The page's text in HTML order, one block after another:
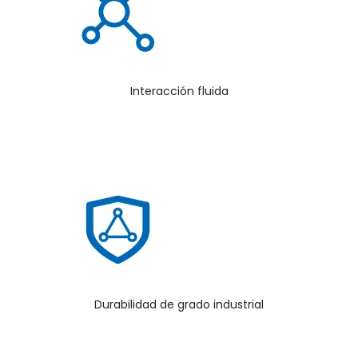
Interacción fluida
Durabilidad de grado industrial